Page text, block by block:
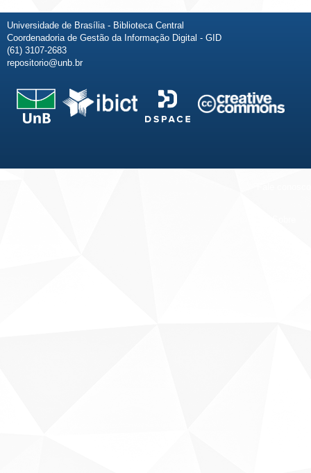
Universidade de Brasília - Biblioteca Central
Coordenadoria de Gestão da Informação Digital - GID
(61) 3107-2683
repositorio@unb.br